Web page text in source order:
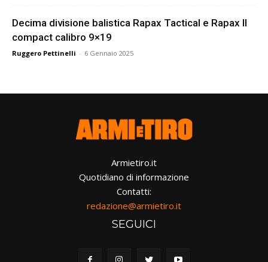
Decima divisione balistica Rapax Tactical e Rapax II
compact calibro 9×19
Ruggero Pettinelli - 6 Gennaio 2025
Armietiro.it
Quotidiano di informazione
Contatti:
redazione@armietiro.it
SEGUICI